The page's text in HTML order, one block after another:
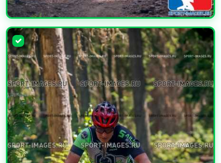
УВЕЛИЧИТЬ